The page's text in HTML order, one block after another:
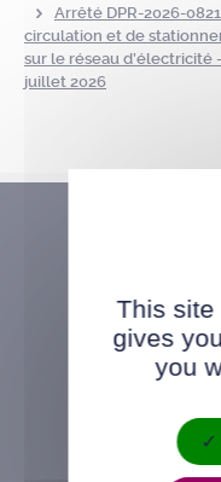
Arrêté DPR-2026-
circulation et de
sur le réseau d’électricité
juillet 2026
This site
gives
you